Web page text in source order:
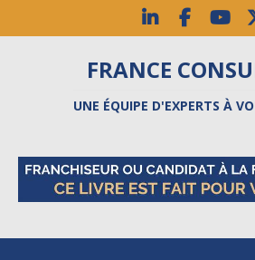
FRANCE
UNE ÉQUIPE D'EXPERTS À